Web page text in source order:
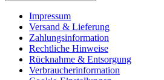
Impressum
Versand & Lieferung
Zahlungsinformation
Rechtliche Hinweise
Rücknahme & Entsorgung
Verbraucherinformation